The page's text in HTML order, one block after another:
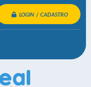
LOGIN / CADASTRO